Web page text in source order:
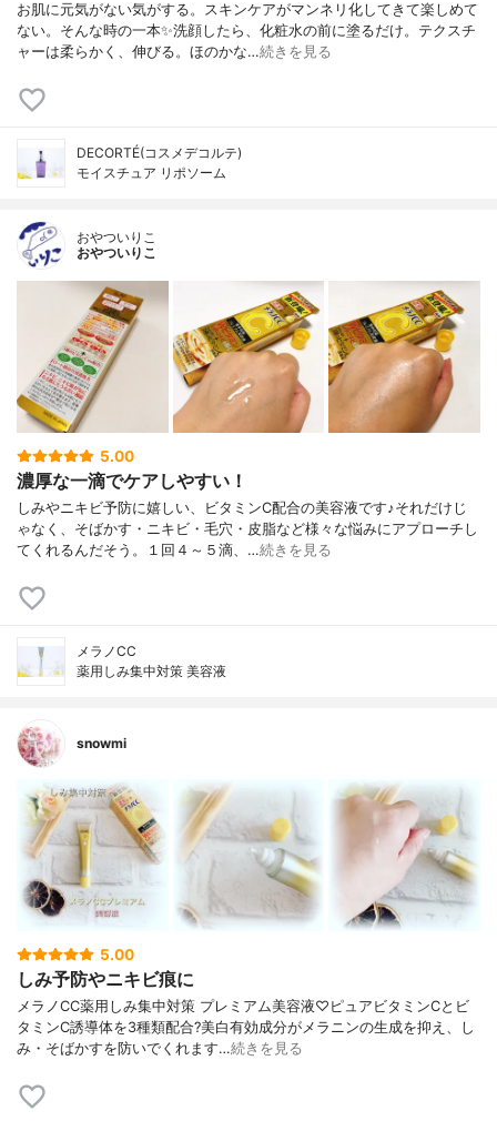
お肌に元気がない気がする。スキンケアがマンネリ化してきて楽しめて
ない。そんな時の一本✨洗顔したら、化粧水の前に塗るだけ。テクスチ
ャーは柔らかく、伸びる。ほのかな…続きを見る
DECORTÉ(コスメデコルテ)
モイスチュア リポソーム
おやついりこ
おやついりこ
5.00
濃厚な一滴でケアしやすい！
しみやニキビ予防に嬉しい、ビタミンC配合の美容液です♪それだけじ
ゃなく、そばかす・ニキビ・毛穴・皮脂など様々な悩みにアプローチし
てくれるんだそう。１回４～５滴、…続きを見る
メラノCC
薬用しみ集中対策 美容液
snowmi
5.00
しみ予防やニキビ痕に
メラノCC薬用しみ集中対策 プレミアム美容液♡ピュアビタミンCとビ
タミンC誘導体を3種類配合?美白有効成分がメラニンの生成を抑え、し
み・そばかすを防いでくれます…続きを見る